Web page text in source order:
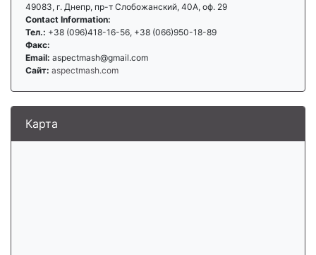
49083, г. Днепр, пр-т Слобожанский, 40А, оф. 29
Contact Information:
Тел.: +38 (096)418-16-56, +38 (066)950-18-89
Факс:
Email: aspectmash@gmail.com
Сайт: aspectmash.com
Карта